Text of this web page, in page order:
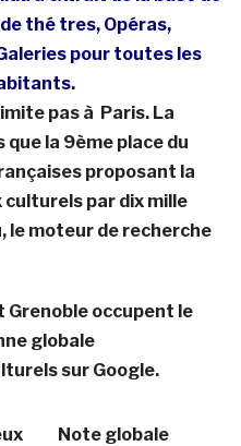
thé tres, Opéras,
pour toutes les
pas à Paris. La
que la 9ème place du
proposant la
par dix mille
le moteur de recherche
Grenoble occupent le
globale
sur Google.
Note globale